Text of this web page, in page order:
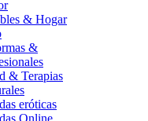
& Hogar
&
& Terapias
eróticas
Online